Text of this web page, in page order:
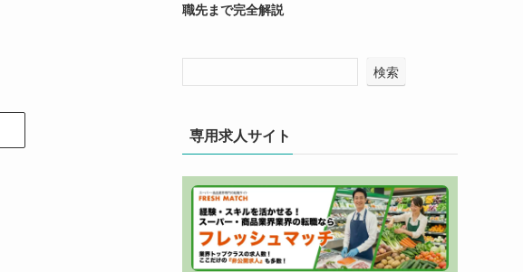
職先まで完全解説
検索
専用求人サイト